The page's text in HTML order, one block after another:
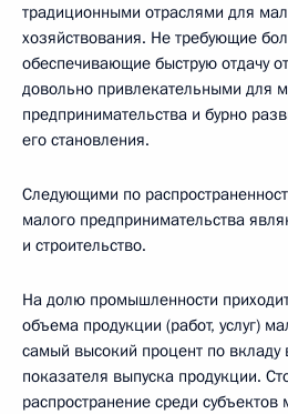
традиционными отраслями для
хозяйствования. Не требующие
обеспечивающие быструю отдачу
довольно привлекательными для
предпринимательства и бурно
его становления.
Следующими по
малого предпринимательства
и строительство.
На долю промышленности
объема продукции (работ, услуг)
самый высокий процент по
показателя выпуска продукции.
распространение среди субъектов